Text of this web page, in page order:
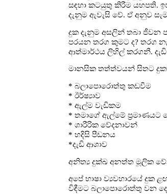
සඳහා කටයුතු කිරීම යහපති.
දැනුම ඇවැසි වේ. ඒ අනුව
දුක දැනුම අසලින් තබා ජීවන
පරයන තරග කුමට ද? තරග
ආත්මාර්ථය ලිහිල් කරගනී.
මානසික තත්ත්වයන් සිතට
* බලාපොරොත්තු කඩවීම
* ඊර්ෂ්‍යාව
* ඇල්ම වැඩිකම
* තමාගේ ඇල්මේ ප්‍රමාණයට
* ශාරීරික වේදනාවන්
* හදිසි පීඩනය
*දැඩි ආශාව
අනිත්‍ය දුක්ඛ අනත්ත මූලික
අපේ භාෂා ව්‍යවහාරයේ දුක
විඳීමට බලාපොරොත්තු වන